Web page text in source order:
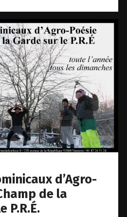
d’Agro-
de la
P.R.É.